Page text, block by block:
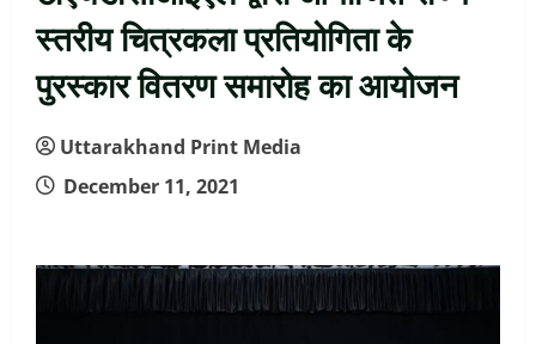
स्तरीय चित्रकला प्रतियोगिता के
पुरस्कार वितरण समारोह का आयोजन
Uttarakhand Print Media
December 11, 2021